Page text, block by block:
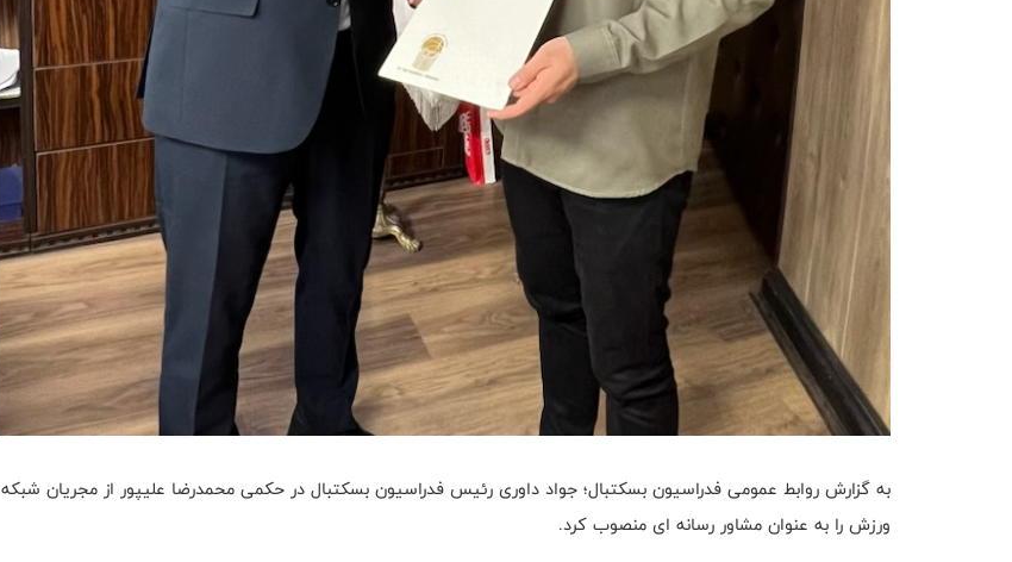
به گزارش روابط عمومی فدراسیون بسکتبال؛ جواد داوری رئیس فدراسیون بسکتبال در حکمی محمدرضا علیپور از مجریان شبکه
ورزش را به عنوان مشاور رسانه ای منصوب کرد.